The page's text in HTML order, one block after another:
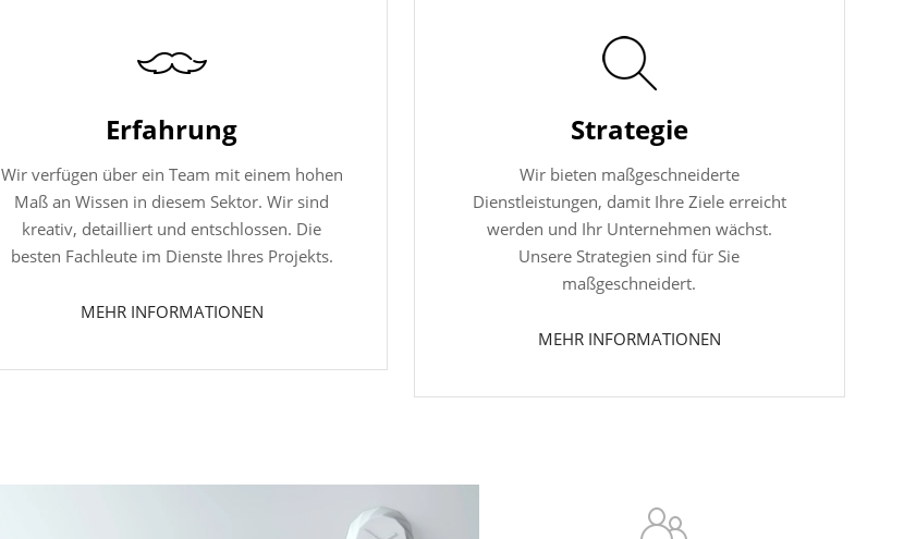
Erfahrung
Wir verfügen über ein Team mit einem hohen
Maß an Wissen in diesem Sektor. Wir sind
kreativ, detailliert und entschlossen. Die
besten Fachleute im Dienste Ihres Projekts.
MEHR INFORMATIONEN
Strategie
Wir bieten maßgeschneiderte
Dienstleistungen, damit Ihre Ziele erreicht
werden und Ihr Unternehmen wächst.
Unsere Strategien sind für Sie
maßgeschneidert.
MEHR INFORMATIONEN